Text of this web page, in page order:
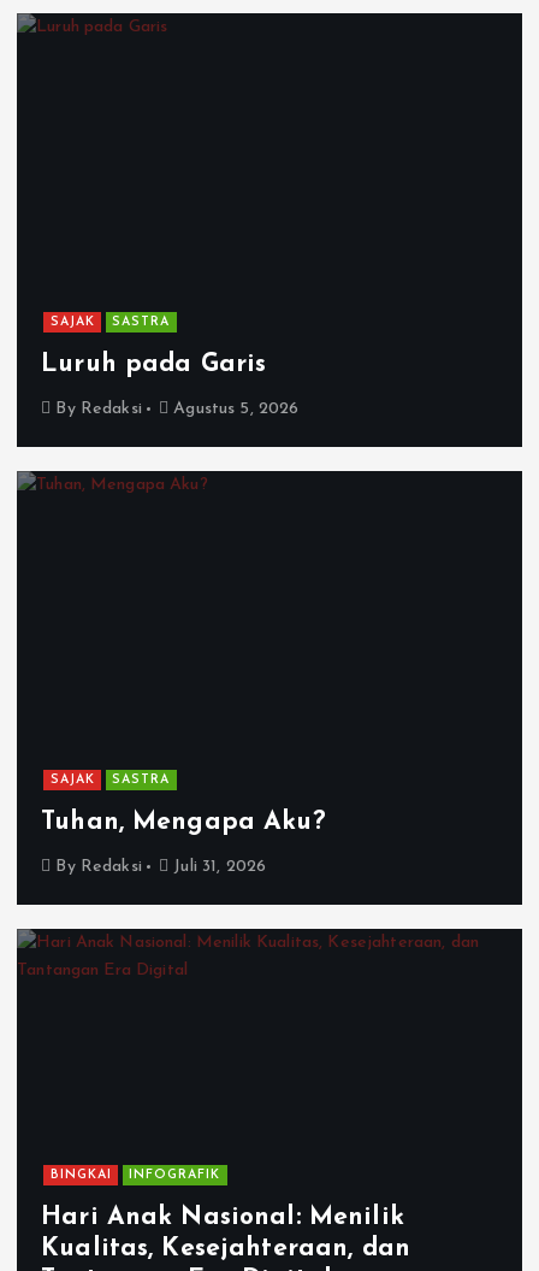
SAJAK SASTRA
Luruh pada Garis
By Redaksi Agustus 5, 2026
SAJAK SASTRA
Tuhan, Mengapa Aku?
By Redaksi Juli 31, 2026
BINGKAI INFOGRAFIK
Hari Anak Nasional: Menilik
Kualitas, Kesejahteraan, dan